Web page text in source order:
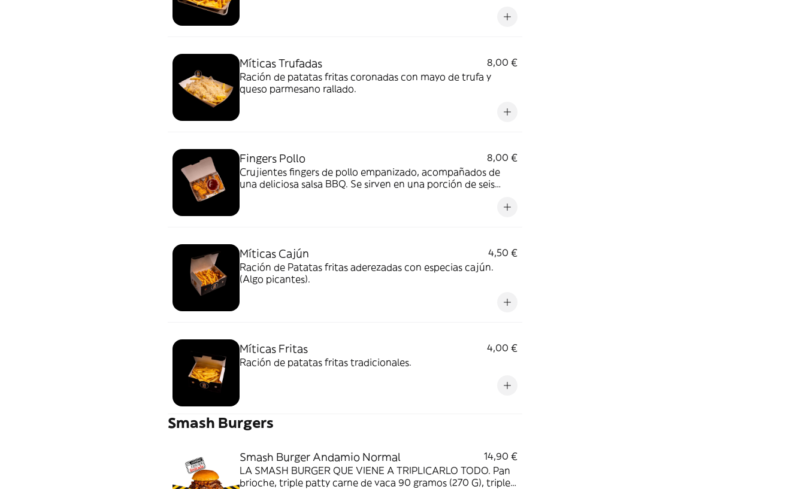
Míticas Trufadas
8,00 €
Ración de patatas fritas coronadas con mayo de trufa y
queso parmesano rallado.
Fingers Pollo
8,00 €
Crujientes fingers de pollo empanizado, acompañados de
una deliciosa salsa BBQ. Se sirven en una porción de seis
Míticas Cajún
4,50 €
Ración de Patatas fritas aderezadas con especias cajún.
(Algo picantes).
Míticas Fritas
4,00 €
Ración de patatas fritas tradicionales.
Smash Burgers
Smash Burger Andamio Normal
14,90 €
LA SMASH BURGER QUE VIENE A TRIPLICARLO TODO. Pan
brioche, triple patty carne de vaca 90 gramos (270 G), triple